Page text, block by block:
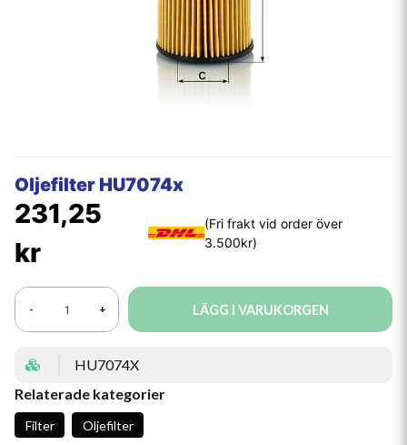
Oljefilter HU7074x
231,25
kr
- + LÄGG I VARUKORGEN
HU7074X
Relaterade kategorier
Filter Oljefilter